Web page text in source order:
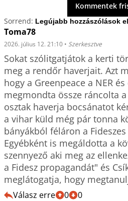
Kommentek
Sorrend:
Toma78
2026. július 12. 21:10 • Szerkesztve
Sokat szólitgatjátok a kerti
meg a rendőr haverjait. Azt
hogy a Greenpeace a NER
megmondta össze ráncolta
osztak haverja bocsánatot
a vihar küld még pár tonna
bányákból féláron a
Egyébként is megáldotta a
szennyező aki meg az
a Fidesz propagandát" és
meglátogatja, hogy
Válasz erre 0 0